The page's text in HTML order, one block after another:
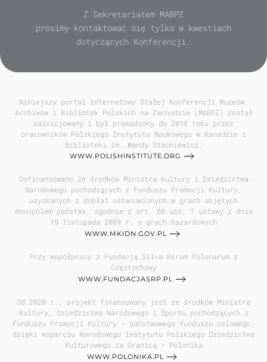
Z Sekretariatem MABPZ
prosimy kontaktować się tylko w kwestiach
dotyczących Konferencji.
Niniejszy portal internetowy Stałej Konferencji Muzeów,
Archiwów i Bibliotek Polskich na Zachodzie (MABPZ) został
zainicjowany i był prowadzony do 2018 roku przez
pracowników Polskiego Instytutu Naukowego w Kanadzie i
Biblioteki im. Wandy Stachiewicz.
WWW.POLISHINSTITUTE.ORG
Dofinansowano ze środków Ministra Kultury i Dziedzictwa
Narodowego pochodzących z Funduszu Promocji Kultury,
uzyskanych z dopłat ustanowionych w grach objętych
monopolem państwa, zgodnie z art. 80 ust. 1 ustawy z dnia
19 listopada 2009 r. o grach hazardowych
WWW.MKIDN.GOV.PL
Przy współpracy z Fundacją Silva Rerum Polonarum z
Częstochowy
WWW.FUNDACJASRP.PL
Od 2020 r., projekt finansowany jest ze środków Ministra
Kultury, Dziedzictwa Narodowego i Sportu pochodzących z
Funduszu Promocji Kultury - państwowego funduszu celowego;
dzięki wsparciu Narodowego Instytutu Polskiego Dziedzictwa
Kulturowego za Granicą - Polonika
WWW.POLONIKA.PL